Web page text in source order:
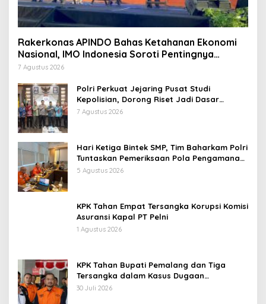
Rakerkonas APINDO Bahas Ketahanan Ekonomi
Nasional, IMO Indonesia Soroti Pentingnya
Kolaborasi Lintas Sektor
7 Agustus 2026
Polri Perkuat Jejaring Pusat Studi
Kepolisian, Dorong Riset Jadi Dasar
Kebijakan dan Inovasi
7 Agustus 2026
Hari Ketiga Bintek SMP, Tim Baharkam Polri
Tuntaskan Pemeriksaan Pola Pengamanan
Pertamina Patra Niaga Jabar
5 Agustus 2026
KPK Tahan Empat Tersangka Korupsi Komisi
Asuransi Kapal PT Pelni
1 Agustus 2026
KPK Tahan Bupati Pemalang dan Tiga
Tersangka dalam Kasus Dugaan
Pemerasan
30 Juli 2026